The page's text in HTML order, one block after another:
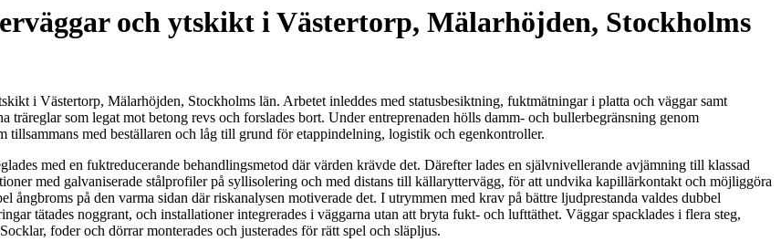
och ytskikt i Västertorp, Mälarhöjden, Stockholms
i Västertorp, Mälarhöjden, Stockholms län. Arbetet inleddes med statusbesiktning, fuktmätningar i platta och väggar samt
som legat mot betong revs och forslades bort. Under entreprenaden hölls damm- och bullerbegränsning genom
med beställaren och låg till grund för etappindelning, logistik och egenkontroller.
med en fuktreducerande behandlingsmetod där värden krävde det. Därefter lades en självnivellerande avjämning till klassad
med galvaniserade stålprofiler på syllisolering och med distans till källaryttervägg, för att undvika kapillärkontakt och möjliggöra
ångbroms på den varma sidan där riskanalysen motiverade det. I utrymmen med krav på bättre ljudprestanda valdes dubbel
tätades noggrant, och installationer integrerades i väggarna utan att bryta fukt- och lufttäthet. Väggar spacklades i flera steg,
foder och dörrar monterades och justerades för rätt spel och släpljus.